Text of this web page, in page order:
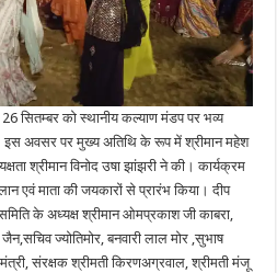
26 सितम्बर को स्थानीय कल्याण मंडप पर भव्य
इस अवसर पर मुख्य अतिथि के रूप में श्रीमान महेश
श्रीमान विनोद उषा झांझरी ने की। कार्यक्रम
एवं माता की जयकारों से प्रारंभ किया। दीप
के अध्यक्ष श्रीमान ओमप्रकाश जी काबरा,
ज्योतिमोर, बनवारी लाल मोर ,सुभाष
मंत्री, संरक्षक श्रीमती किरणअग्रवाल, श्रीमती मंजू